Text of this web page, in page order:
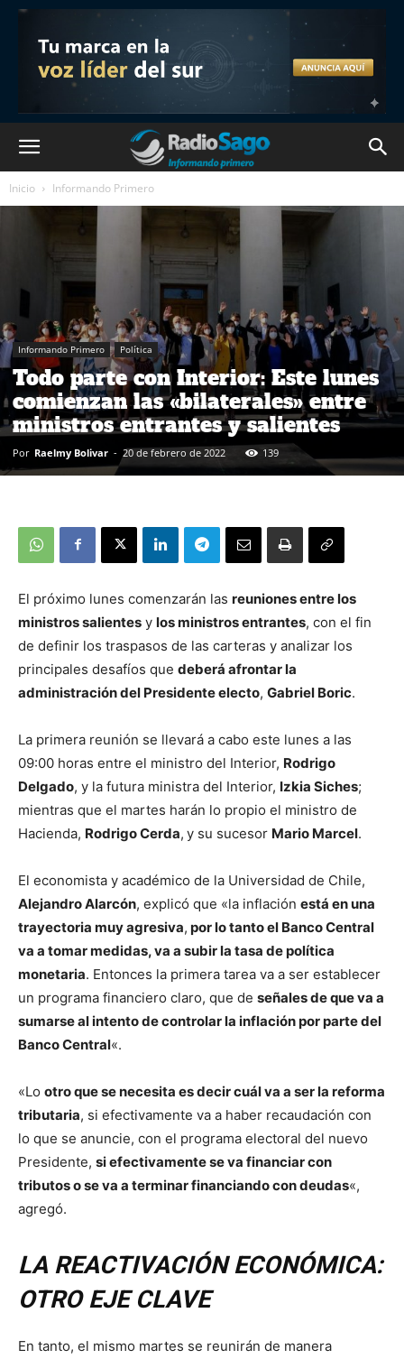
Inicio Informando Primero
Informando Primero Política
Todo parte con Interior: Este lunes
comienzan las «bilaterales» entre
ministros entrantes y salientes
Por Raelmy Bolivar - 20 de febrero de 2022 139
El próximo lunes comenzarán las reuniones entre los
ministros salientes y los ministros entrantes, con el fin
de definir los traspasos de las carteras y analizar los
principales desafíos que deberá afrontar la
administración del Presidente electo, Gabriel Boric.
La primera reunión se llevará a cabo este lunes a las
09:00 horas entre el ministro del Interior, Rodrigo
Delgado, y la futura ministra del Interior, Izkia Siches;
mientras que el martes harán lo propio el ministro de
Hacienda, Rodrigo Cerda, y su sucesor Mario Marcel.
El economista y académico de la Universidad de Chile,
Alejandro Alarcón, explicó que «la inflación está en una
trayectoria muy agresiva, por lo tanto el Banco Central
va a tomar medidas, va a subir la tasa de política
monetaria. Entonces la primera tarea va a ser establecer
un programa financiero claro, que de señales de que va a
sumarse al intento de controlar la inflación por parte del
Banco Central«.
«Lo otro que se necesita es decir cuál va a ser la reforma
tributaria, si efectivamente va a haber recaudación con
lo que se anuncie, con el programa electoral del nuevo
Presidente, si efectivamente se va financiar con
tributos o se va a terminar financiando con deudas«,
agregó.
LA REACTIVACIÓN ECONÓMICA:
OTRO EJE CLAVE
En tanto, el mismo martes se reunirán de manera